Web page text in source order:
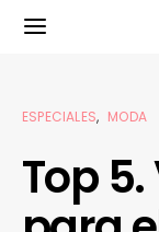
ESPECIALES MODA
Top